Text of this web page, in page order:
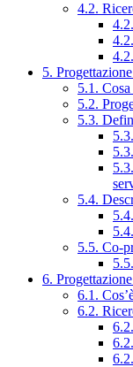
4.2.
5.
5.1.
5.2.
5.3.
5.4.
5.5. Co-
6.
6.1.
6.2.